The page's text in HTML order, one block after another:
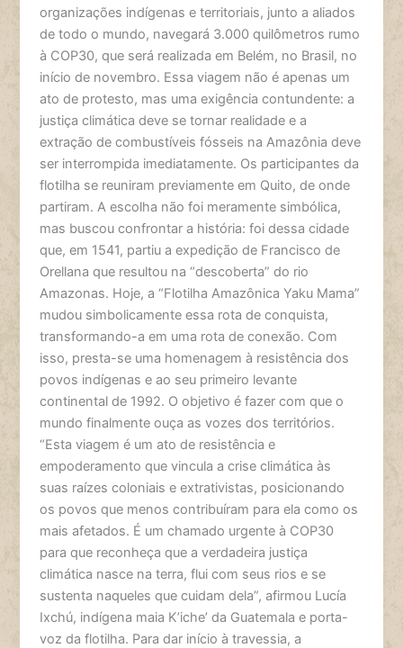
organizações indígenas e territoriais, junto a aliados
de todo o mundo, navegará 3.000 quilômetros rumo
à COP30, que será realizada em Belém, no Brasil, no
início de novembro. Essa viagem não é apenas um
ato de protesto, mas uma exigência contundente: a
justiça climática deve se tornar realidade e a
extração de combustíveis fósseis na Amazônia deve
ser interrompida imediatamente. Os participantes da
flotilha se reuniram previamente em Quito, de onde
partiram. A escolha não foi meramente simbólica,
mas buscou confrontar a história: foi dessa cidade
que, em 1541, partiu a expedição de Francisco de
Orellana que resultou na “descoberta” do rio
Amazonas. Hoje, a “Flotilha Amazônica Yaku Mama”
mudou simbolicamente essa rota de conquista,
transformando-a em uma rota de conexão. Com
isso, presta-se uma homenagem à resistência dos
povos indígenas e ao seu primeiro levante
continental de 1992. O objetivo é fazer com que o
mundo finalmente ouça as vozes dos territórios.
“Esta viagem é um ato de resistência e
empoderamento que vincula a crise climática às
suas raízes coloniais e extrativistas, posicionando
os povos que menos contribuíram para ela como os
mais afetados. É um chamado urgente à COP30
para que reconheça que a verdadeira justiça
climática nasce na terra, flui com seus rios e se
sustenta naqueles que cuidam dela”, afirmou Lucía
Ixchú, indígena maia K’iche’ da Guatemala e porta-
voz da flotilha. Para dar início à travessia, a